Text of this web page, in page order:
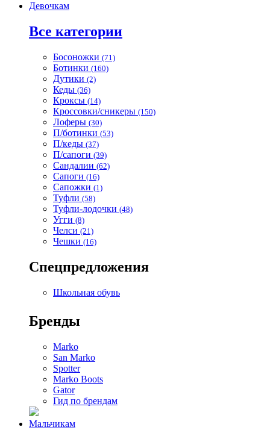
Девочкам
Все категории
Босоножки (71)
Ботинки (160)
Дутики (2)
Кеды (36)
Кроксы (14)
Кроссовки/сникеры (150)
Лоферы (30)
П/ботинки (53)
П/кеды (37)
П/сапоги (39)
Сандалии (62)
Сапоги (16)
Сапожки (1)
Туфли (58)
Туфли-лодочки (48)
Угги (8)
Челси (21)
Чешки (16)
Спецпредложения
Школьная обувь
Бренды
Marko
San Marko
Spotter
Marko Boots
Gator
Гид по брендам
Мальчикам